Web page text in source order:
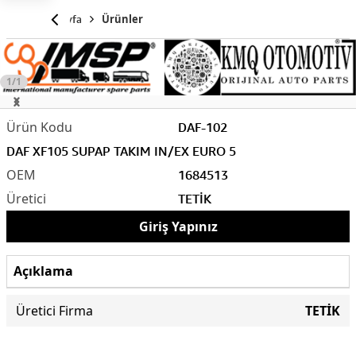
Anasayfa Ürünler
1/1
DAF-102
1684513
DAF XF105 SUPAP TAKIM IN/EX EURO 5
TETİK
Giriş Yapınız
Açıklama
Üretici Firma TETİK